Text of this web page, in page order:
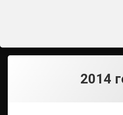
2014